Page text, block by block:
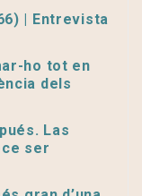
| Entrevista
ho tot en
dels
Las
ser